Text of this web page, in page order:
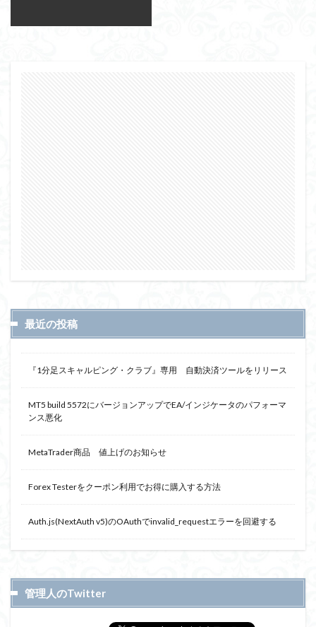
最近の投稿
『1分足スキャルピング・クラブ』専用 自動決済ツールをリリース
MT5 build 5572にバージョンアップでEA/インジケータのパフォーマ
ンス悪化
MetaTrader商品 値上げのお知らせ
Forex Testerをクーポン利用でお得に購入する方法
Auth.js(NextAuth v5)のOAuthでinvalid_requestエラーを回避する
管理人のTwitter